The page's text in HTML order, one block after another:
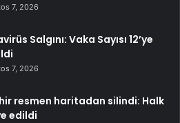
7, 2026
Salgını: Vaka Sayısı 12’ye
7, 2026
resmen haritadan silindi: Halk
edildi